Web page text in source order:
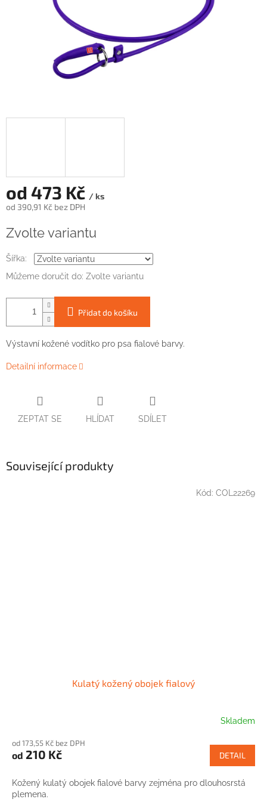
od 473 Kč / ks
od 390,91 Kč bez DPH
cena:
Zvolte variantu
Šířka:
Můžeme doručit do: Zvolte variantu
Přidat do košíku
Výstavní kožené vodítko pro psa fialové barvy.
Detailní informace
ZEPTAT SE HLÍDAT SDÍLET
Související produkty
Kulatý kožený obojek fialový
Skladem
od 173,55 Kč bez DPH
od 210 Kč DETAIL
Kožený kulatý obojek fialové barvy zejména pro dlouhosrstá
plemena.
Kód: COL22269